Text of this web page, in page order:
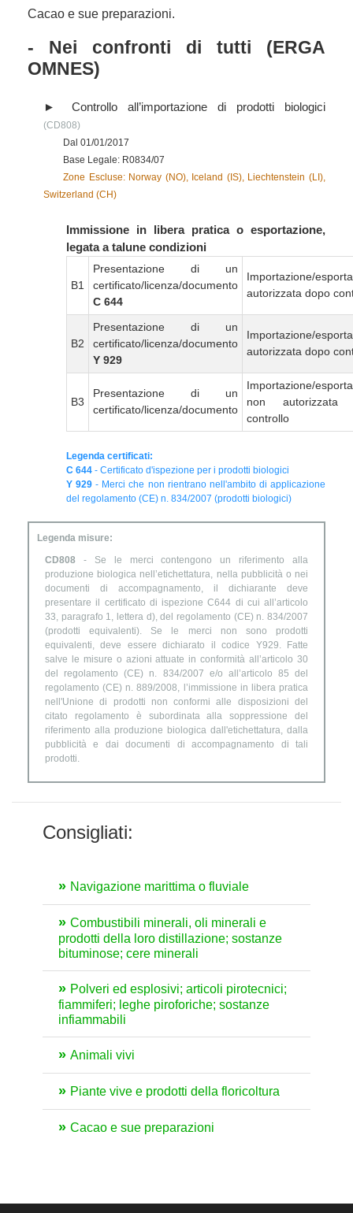
Cacao e sue preparazioni.
- Nei confronti di tutti (ERGA
OMNES)
Controllo all’importazione di prodotti biologici
(CD808)
Dal 01/01/2017
Base Legale: R0834/07
Zone Escluse: Norway (NO), Iceland (IS), Liechtenstein (LI),
Switzerland (CH)
Immissione in libera pratica o esportazione,
legata a talune condizioni
B1
Presentazione di un
certificato/licenza/documento
C 644
Importazione/
autorizzata dopo
B2
Presentazione di un
certificato/licenza/documento
Y 929
Importazione/
autorizzata dopo
B3
Presentazione di un
certificato/licenza/documento
Importazione/
non autorizzata
controllo
Legenda certificati:
C 644 - Certificato d'ispezione per i prodotti biologici
Y 929 - Merci che non rientrano nell'ambito di applicazione
del regolamento (CE) n. 834/2007 (prodotti biologici)
Legenda misure:
CD808 - Se le merci contengono un riferimento alla
produzione biologica nell’etichettatura, nella pubblicità o nei
documenti di accompagnamento, il dichiarante deve
presentare il certificato di ispezione C644 di cui all’articolo
33, paragrafo 1, lettera d), del regolamento (CE) n. 834/2007
(prodotti equivalenti). Se le merci non sono prodotti
equivalenti, deve essere dichiarato il codice Y929. Fatte
salve le misure o azioni attuate in conformità all’articolo 30
del regolamento (CE) n. 834/2007 e/o all’articolo 85 del
regolamento (CE) n. 889/2008, l’immissione in libera pratica
nell'Unione di prodotti non conformi alle disposizioni del
citato regolamento è subordinata alla soppressione del
riferimento alla produzione biologica dall'etichettatura, dalla
pubblicità e dai documenti di accompagnamento di tali
prodotti.
Consigliati:
Navigazione marittima o fluviale
Combustibili minerali, oli minerali e
prodotti della loro distillazione; sostanze
bituminose; cere minerali
Polveri ed esplosivi; articoli pirotecnici;
fiammiferi; leghe piroforiche; sostanze
infiammabili
Animali vivi
Piante vive e prodotti della floricoltura
Cacao e sue preparazioni